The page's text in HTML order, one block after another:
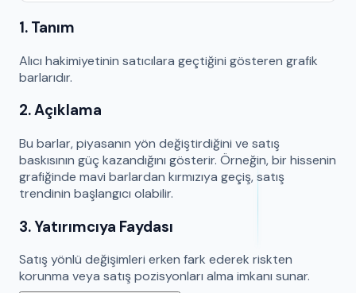
1. Tanım
Alıcı hakimiyetinin satıcılara geçtiğini gösteren grafik
barlarıdır.
2. Açıklama
Bu barlar, piyasanın yön değiştirdiğini ve satış
baskısının güç kazandığını gösterir. Örneğin, bir hissenin
grafiğinde mavi barlardan kırmızıya geçiş, satış
trendinin başlangıcı olabilir.
3. Yatırımcıya Faydası
Satış yönlü değişimleri erken fark ederek riskten
korunma veya satış pozisyonları alma imkanı sunar.